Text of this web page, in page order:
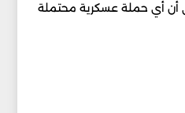
أن أي حملة عسكرية محتملة